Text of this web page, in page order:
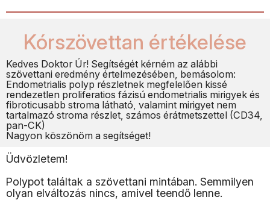
Kórszövettan értékelése
Kedves Doktor Úr! Segítségét kérném az alábbi
szövettani eredmény értelmezésében, bemásolom:
Endometrialis polyp részletnek megfelelően kissé
rendezetlen proliferatios fázisú endometrialis mirigyek és
fibroticusabb stroma látható, valamint mirigyet nem
tartalmazó stroma részlet, számos érátmetszettel (CD34,
pan-CK)
Nagyon köszönöm a segítséget!
Üdvözletem!
Polypot találtak a szövettani mintában. Semmilyen
olyan elváltozás nincs, amivel teendő lenne.